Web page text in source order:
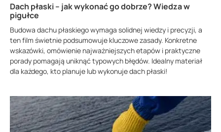
Dach płaski – jak wykonać go dobrze? Wiedza w
pigułce
Budowa dachu płaskiego wymaga solidnej wiedzy i precyzji, a
ten film świetnie podsumowuje kluczowe zasady. Konkretne
wskazówki, omówienie najważniejszych etapów i praktyczne
porady pomagają uniknąć typowych błędów. Idealny materiał
dla każdego, kto planuje lub wykonuje dach płaski!